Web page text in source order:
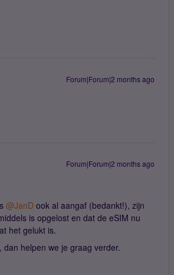
Forum|Forum|2 months ago
Forum|Forum|2 months ago
@JanD ook al aangaf (bedankt!), zijn
is opgelost en dat de eSIM nu
het gelukt is.
helpen we je graag verder.